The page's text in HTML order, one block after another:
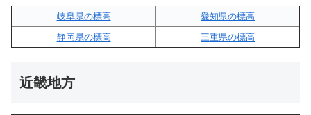
岐阜県の標高
愛知県の標高
静岡県の標高
三重県の標高
近畿地方